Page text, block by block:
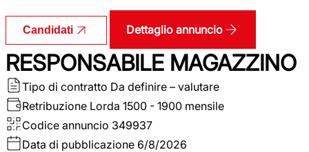
Candidati Dettaglio annuncio
RESPONSABILE MAGAZZINO
Tipo di contratto Da definire – valutare
Retribuzione Lorda 1500 - 1900 mensile
Codice annuncio 349937
Data di pubblicazione 6/8/2026